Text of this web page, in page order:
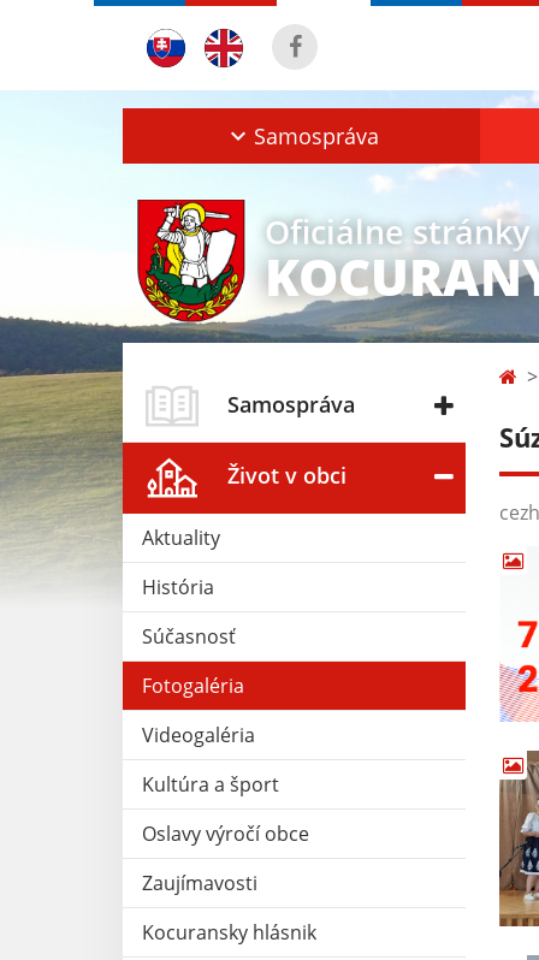
Samospráva
Oficiálne stránky
Samospráva
Život v obci
Aktuality
História
Súčasnosť
Fotogaléria
Videogaléria
Kultúra a šport
Oslavy výročí obce
Zaujímavosti
Kocuransky hlásnik